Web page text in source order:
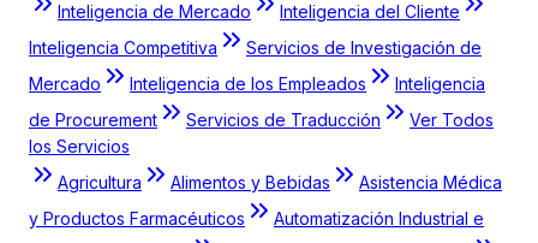
Inteligencia de Mercado
Inteligencia del Cliente
Inteligencia Competitiva
Servicios de Investigación de
Mercado
Inteligencia de los Empleados
Inteligencia
de Procurement
Servicios de Traducción
Ver Todos
los Servicios
Agricultura
Alimentos y Bebidas
Asistencia Médica
y Productos Farmacéuticos
Automatización Industrial e